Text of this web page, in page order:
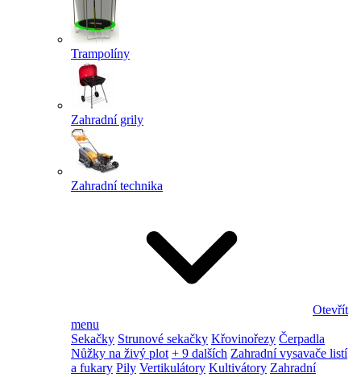
Trampolíny
Zahradní grily
Zahradní technika
Otevřít
menu
Sekačky Strunové sekačky Křovinořezy Čerpadla
Nůžky na živý plot + 9 dalších Zahradní vysavače listí
a fukary Pily Vertikulátory Kultivátory Zahradní